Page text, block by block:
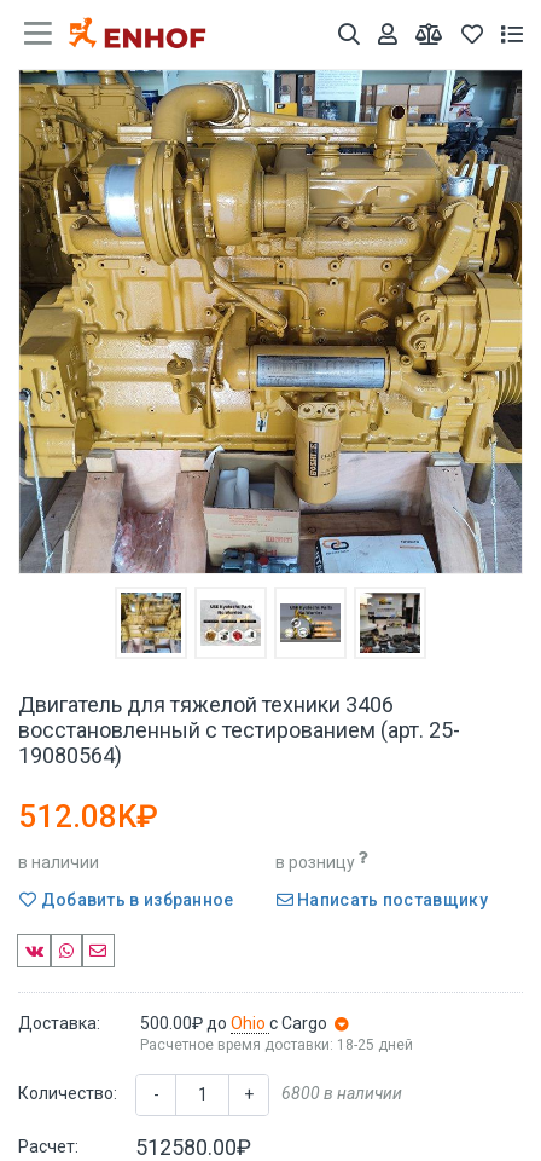
Двигатель для тяжелой техники 3406
восстановленный с тестированием (арт. 25-
19080564)
512.08K₽
в наличии
в розницу
Добавить в избранное
Написать поставщику
Доставка: 500.00₽ до Ohio с Cargo
Расчетное время доставки: 18-25 дней
Количество: - + 6800 в наличии
Расчет: 512580.00₽